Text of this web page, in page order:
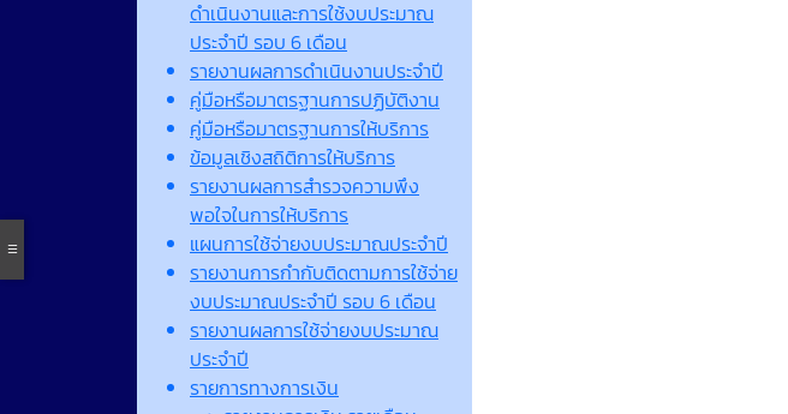
ดำเนินงานและการใช้งบประมาณ
ประจำปี รอบ 6 เดือน
รายงานผลการดำเนินงานประจำปี
คู่มือหรือมาตรฐานการปฏิบัติงาน
คู่มือหรือมาตรฐานการให้บริการ
ข้อมูลเชิงสถิติการให้บริการ
รายงานผลการสำรวจความพึง
พอใจในการให้บริการ
แผนการใช้จ่ายงบประมาณประจำปี
รายงานการกำกับติดตามการใช้จ่าย
งบประมาณประจำปี รอบ 6 เดือน
รายงานผลการใช้จ่ายงบประมาณ
ประจำปี
รายการทางการเงิน